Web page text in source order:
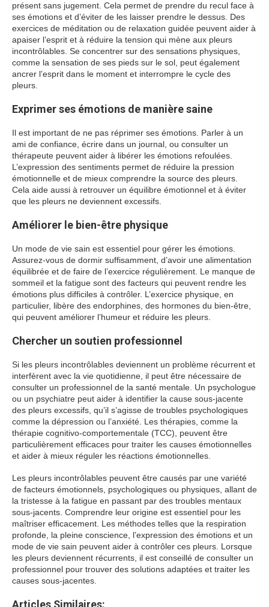
présent sans jugement. Cela permet de prendre du recul face à
ses émotions et d’éviter de les laisser prendre le dessus. Des
exercices de méditation ou de relaxation guidée peuvent aider à
apaiser l’esprit et à réduire la tension qui mène aux pleurs
incontrôlables. Se concentrer sur des sensations physiques,
comme la sensation de ses pieds sur le sol, peut également
ancrer l’esprit dans le moment et interrompre le cycle des
pleurs.
Exprimer ses émotions de manière saine
Il est important de ne pas réprimer ses émotions. Parler à un
ami de confiance, écrire dans un journal, ou consulter un
thérapeute peuvent aider à libérer les émotions refoulées.
L’expression des sentiments permet de réduire la pression
émotionnelle et de mieux comprendre la source des pleurs.
Cela aide aussi à retrouver un équilibre émotionnel et à éviter
que les pleurs ne deviennent excessifs.
Améliorer le bien-être physique
Un mode de vie sain est essentiel pour gérer les émotions.
Assurez-vous de dormir suffisamment, d’avoir une alimentation
équilibrée et de faire de l’exercice régulièrement. Le manque de
sommeil et la fatigue sont des facteurs qui peuvent rendre les
émotions plus difficiles à contrôler. L’exercice physique, en
particulier, libère des endorphines, des hormones du bien-être,
qui peuvent améliorer l’humeur et réduire les pleurs.
Chercher un soutien professionnel
Si les pleurs incontrôlables deviennent un problème récurrent et
interfèrent avec la vie quotidienne, il peut être nécessaire de
consulter un professionnel de la santé mentale. Un psychologue
ou un psychiatre peut aider à identifier la cause sous-jacente
des pleurs excessifs, qu’il s’agisse de troubles psychologiques
comme la dépression ou l’anxiété. Les thérapies, comme la
thérapie cognitivo-comportementale (TCC), peuvent être
particulièrement efficaces pour traiter les causes émotionnelles
et aider à mieux réguler les réactions émotionnelles.
Les pleurs incontrôlables peuvent être causés par une variété
de facteurs émotionnels, psychologiques ou physiques, allant de
la tristesse à la fatigue en passant par des troubles mentaux
sous-jacents. Comprendre leur origine est essentiel pour les
maîtriser efficacement. Les méthodes telles que la respiration
profonde, la pleine conscience, l’expression des émotions et un
mode de vie sain peuvent aider à contrôler ces pleurs. Lorsque
les pleurs deviennent récurrents, il est conseillé de consulter un
professionnel pour trouver des solutions adaptées et traiter les
causes sous-jacentes.
Articles Similaires: